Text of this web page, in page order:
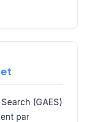
(GAES)
par